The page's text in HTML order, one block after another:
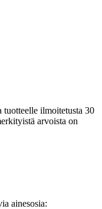
ilmoitetusta 30
arvoista on
ainesosia: